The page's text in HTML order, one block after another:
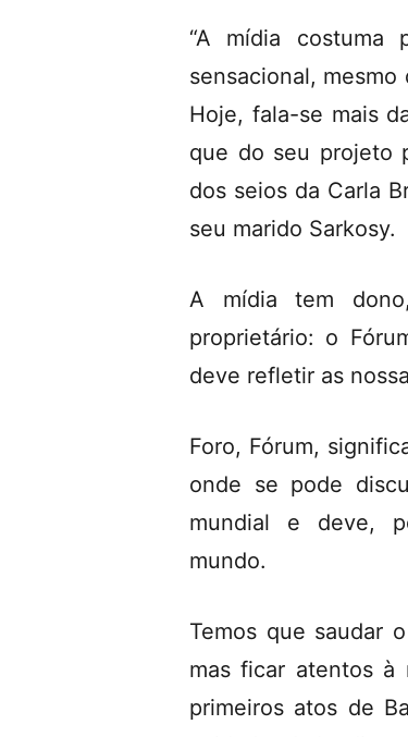
“A mídia costuma
sensacional,
Hoje, fala-se mais
que do seu projeto
dos seios da Carla
seu marido Sarkosy.
A mídia tem
proprietário: o
deve refletir as
Foro, Fórum,
onde se pode
mundial e deve,
mundo.
Temos que saudar
mas ficar atentos à
primeiros atos de